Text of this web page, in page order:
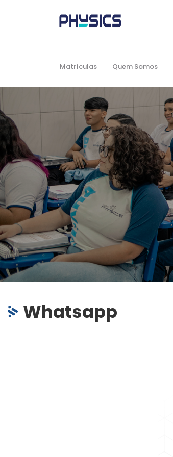
Matrículas Quem Somos
Whatsapp